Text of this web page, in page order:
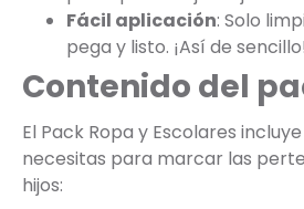
Fácil aplicación: Solo
pega y listo. ¡Así de sencillo!
Contenido del
El Pack Ropa y Escolares
necesitas para marcar las
hijos: